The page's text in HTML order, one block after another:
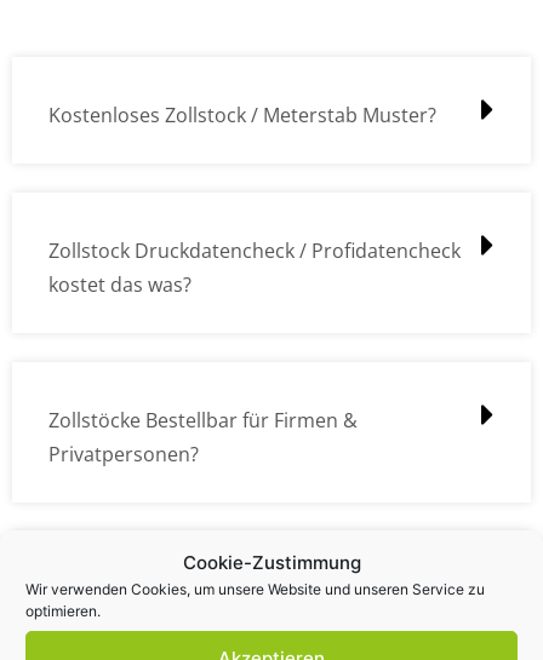
Cookie-Zustimmung
Wir verwenden Cookies, um unsere Website und unseren Service zu
optimieren.
Kostenloses Zollstock / Meterstab Muster?
Zollstock Druckdatencheck / Profidatencheck
kostet das was?
Zollstöcke Bestellbar für Firmen &
Privatpersonen?
Wie kann ich die Daten (z.B. Logos und Texte)
übermitteln?